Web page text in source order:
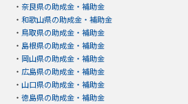
・ 奈良県の助成金・補助金
・ 和歌山県の助成金・補助金
・ 鳥取県の助成金・補助金
・ 島根県の助成金・補助金
・ 岡山県の助成金・補助金
・ 広島県の助成金・補助金
・ 山口県の助成金・補助金
・ 徳島県の助成金・補助金